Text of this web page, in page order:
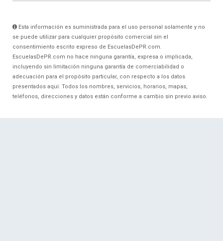
Esta información es suministrada para el uso personal solamente y no
se puede utilizar para cualquier propósito comercial sin el
consentimiento escrito expreso de EscuelasDePR.com.
EscuelasDePR.com no hace ninguna garantía, expresa o implicada,
incluyendo sin limitación ninguna garantía de comerciabilidad o
adecuación para el propósito particular, con respecto a los datos
presentados aquí. Todos los nombres, servicios, horarios, mapas,
teléfonos, direcciones y datos están conforme a cambio sin previo aviso.